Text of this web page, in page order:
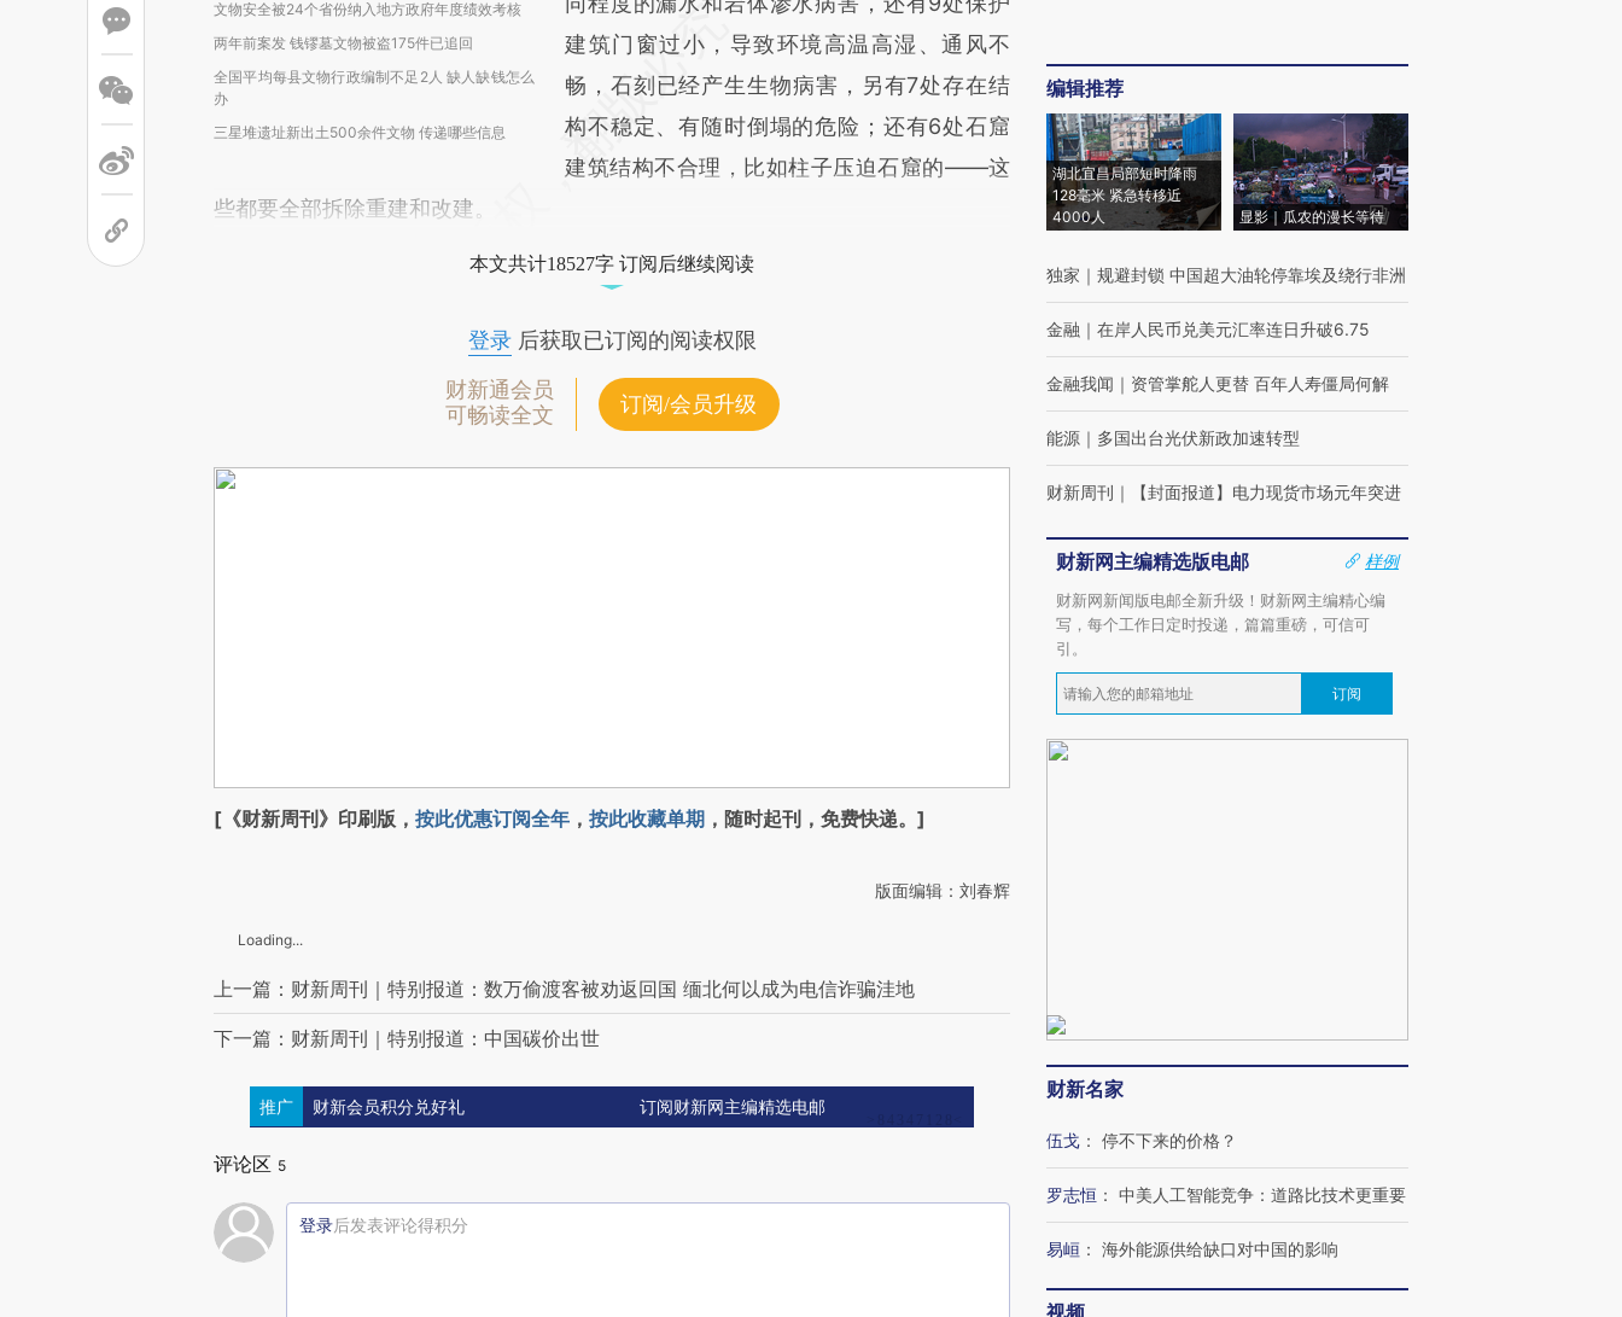
文物安全被24个省份纳入地方政府年度绩效考核
两年前案发 钱镠墓文物被盗175件已追回
全国平均每县文物行政编制不足2人 缺人缺钱怎么
办
三星堆遗址新出土500余件文物 传递哪些信息
建筑门窗过小，导致环境高温高湿、通风不
畅，石刻已经产生生物病害，另有7处存在结
构不稳定、有随时倒塌的危险；还有6处石窟
建筑结构不合理，比如柱子压迫石窟的——这
些都要全部拆除重建和改建。
本文共计18527字 订阅后继续阅读
登录后获取已订阅的阅读权限
财新通会员
可畅读全文
订阅/会员升级
[《财新周刊》印刷版， 按此优惠订阅全年 ， 按此收藏单期 ，随时起刊，免费快递。]
版面编辑：刘春辉
Loading...
上一篇：财新周刊｜特别报道：数万偷渡客被劝返回国 缅北何以成为电信诈骗洼地
下一篇：财新周刊｜特别报道：中国碳价出世
推广 财新会员积分兑好礼 订阅财新网主编精选电邮
评论区 5
登录后发表评论得积分
编辑推荐
湖北宜昌局部短时降雨
128毫米 紧急转移近
4000人
显影｜瓜农的漫长等待
独家 ｜ 规避封锁 中国超大油轮停靠埃及绕行非洲
金融 ｜ 在岸人民币兑美元汇率连日升破6.75
金融我闻 ｜ 资管掌舵人更替 百年人寿僵局何解
能源 ｜ 多国出台光伏新政加速转型
财新周刊 ｜ 【封面报道】电力现货市场元年突进
财新网主编精选版电邮
样例
财新网新闻版电邮全新升级！财新网主编精心编
写，每个工作日定时投递，篇篇重磅，可信可
引。
订阅
财新名家
伍戈 ： 停不下来的价格？
罗志恒 ： 中美人工智能竞争：道路比技术更重要
易峘 ： 海外能源供给缺口对中国的影响
视频